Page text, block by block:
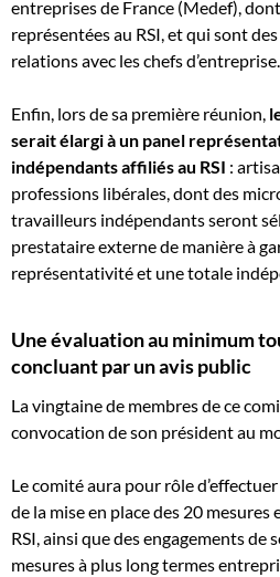
entreprises de France (Medef),
représentées au RSI, et qui sont
relations avec les chefs d’entreprise.
Enfin, lors de sa première réunion,
serait élargi à un panel
indépendants affiliés au RSI :
professions libérales, dont des
travailleurs indépendants seront
prestataire externe de manière à
représentativité et une totale
Une évaluation au minimum
concluant par un avis public
La vingtaine de membres de ce
convocation de son président au
Le comité aura pour rôle
de la mise en place des 20 mesures
RSI, ainsi que des engagements de
mesures à plus long termes